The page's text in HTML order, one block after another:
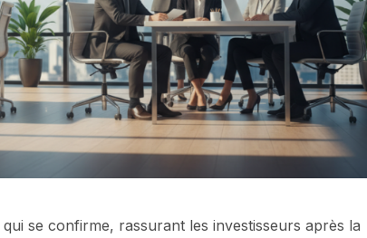
qui se confirme, rassurant les investisseurs après la